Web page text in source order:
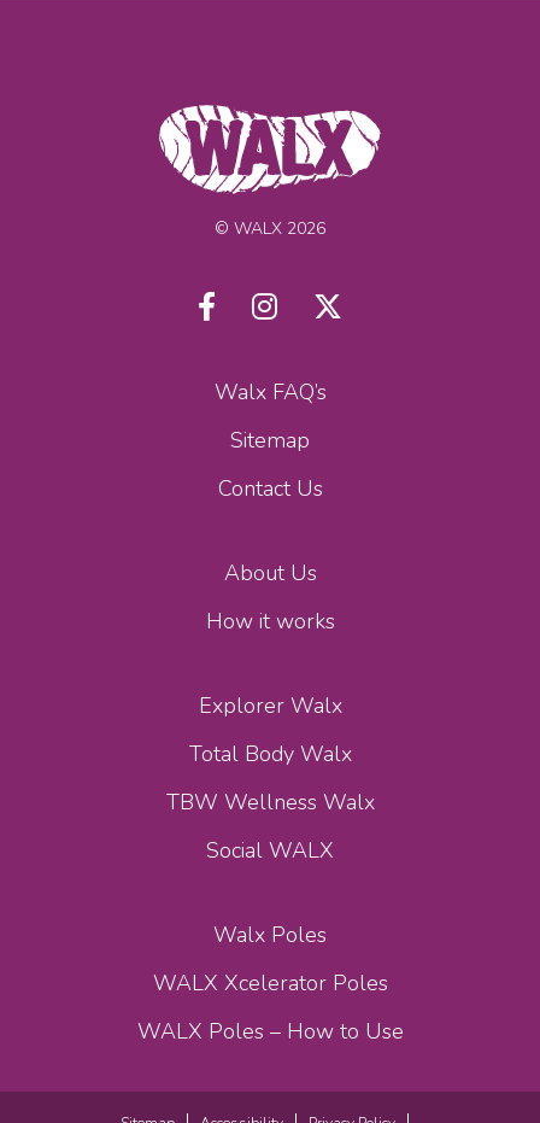
© WALX 2026
Walx FAQ’s
Sitemap
Contact Us
About Us
How it works
Explorer Walx
Total Body Walx
TBW Wellness Walx
Social WALX
Walx Poles
WALX Xcelerator Poles
WALX Poles – How to Use